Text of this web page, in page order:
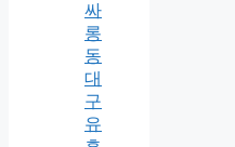
싸
롱
동
대
구
유